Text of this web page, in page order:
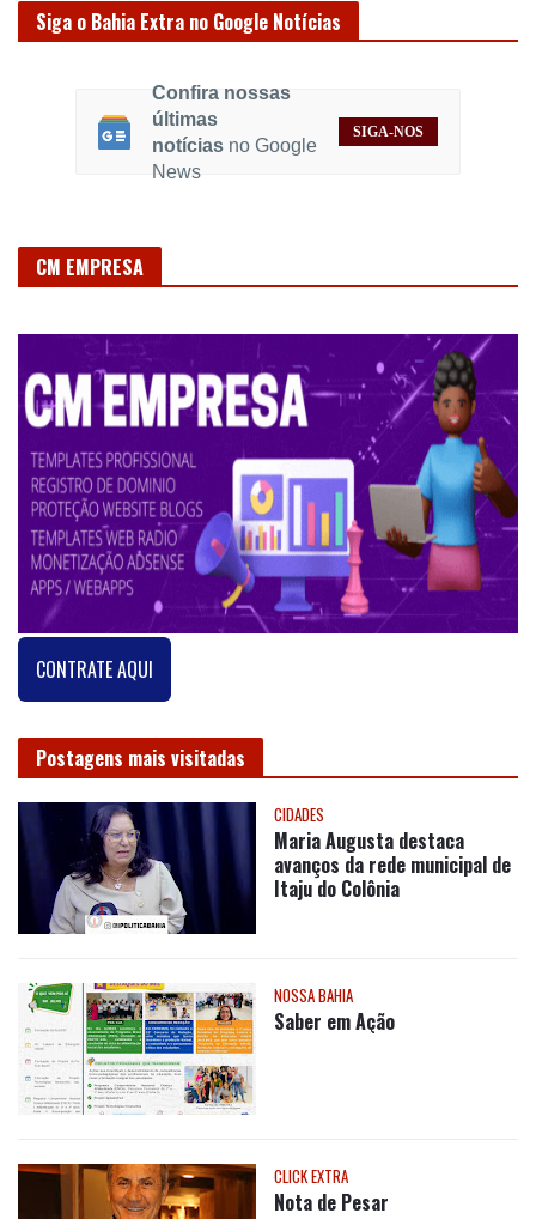
Siga o Bahia Extra no Google Notícias
Confira nossas
últimas
notíciasno Google
News
SIGA-NOS
CM EMPRESA
CONTRATE AQUI
Postagens mais visitadas
CIDADES
Maria Augusta destaca
avanços da rede municipal de
Itaju do Colônia
NOSSA BAHIA
Saber em Ação
CLICK EXTRA
Nota de Pesar